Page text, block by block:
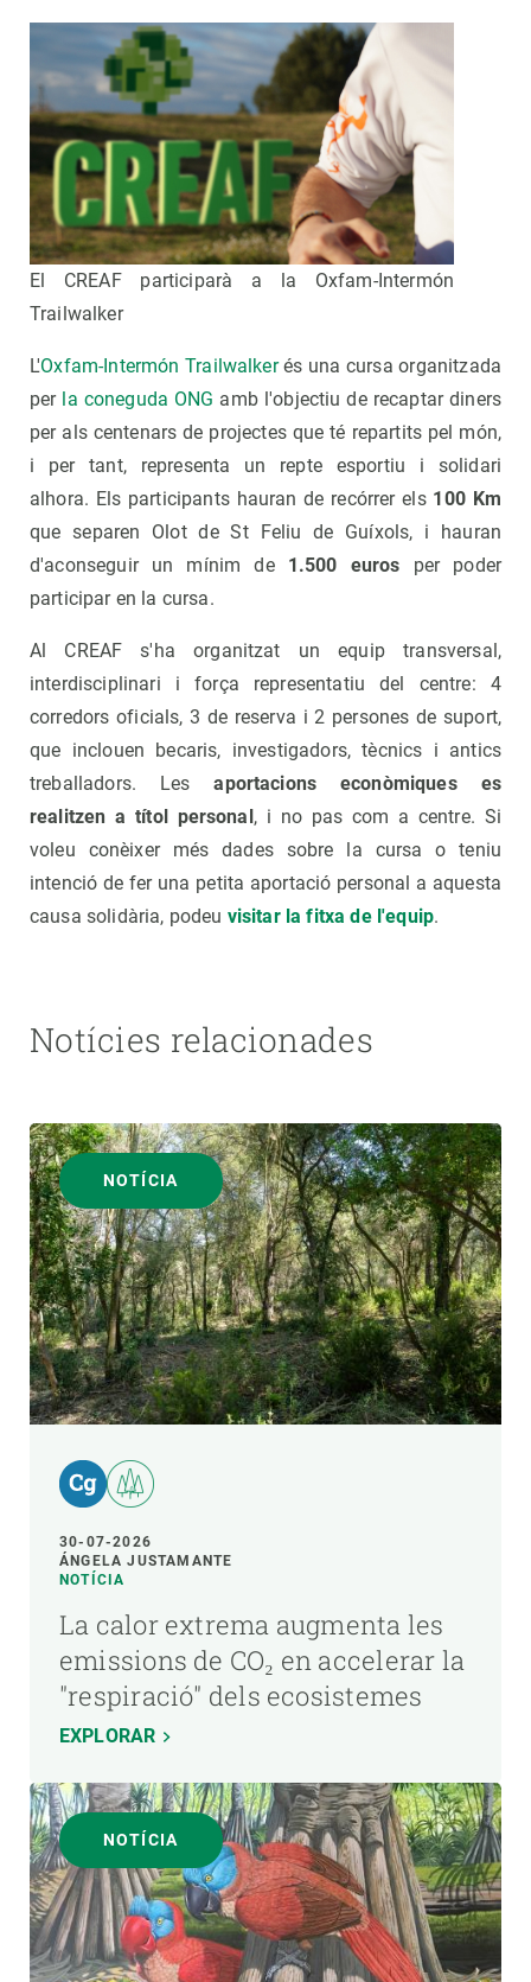
El CREAF participarà a la Oxfam-Intermón
Trailwalker
L'Oxfam-Intermón Trailwalkerés una cursa organitzada
per la coneguda ONG amb l'objectiu de recaptar diners
per als centenars de projectes que té repartits pel món,
i per tant, representa un repte esportiu i solidari
alhora. Els participants hauran de recórrer els 100 Km
que separen Olot de St Feliu de Guíxols, i hauran
d'aconseguir un mínim de 1.500 euros per poder
participar en la cursa.
Al CREAF s'ha organitzat un equip transversal,
interdisciplinari i força representatiu del centre: 4
corredors oficials, 3 de reserva i 2 persones de suport,
que inclouen becaris, investigadors, tècnics i antics
treballadors. Lesaportacions econòmiques es
realitzen a títol personal, i no pas com a centre. Si
voleu conèixer més dades sobre la cursa o teniu
intenció de fer una petita aportació personal a aquesta
causa solidària, podeu visitar la fitxa de l'equip.
Notícies relacionades
NOTÍCIA
30-07-2026
ÁNGELA JUSTAMANTE
NOTÍCIA
La calor extrema augmenta les
emissions de CO₂ en accelerar la
"respiració" dels ecosistemes
EXPLORAR
NOTÍCIA